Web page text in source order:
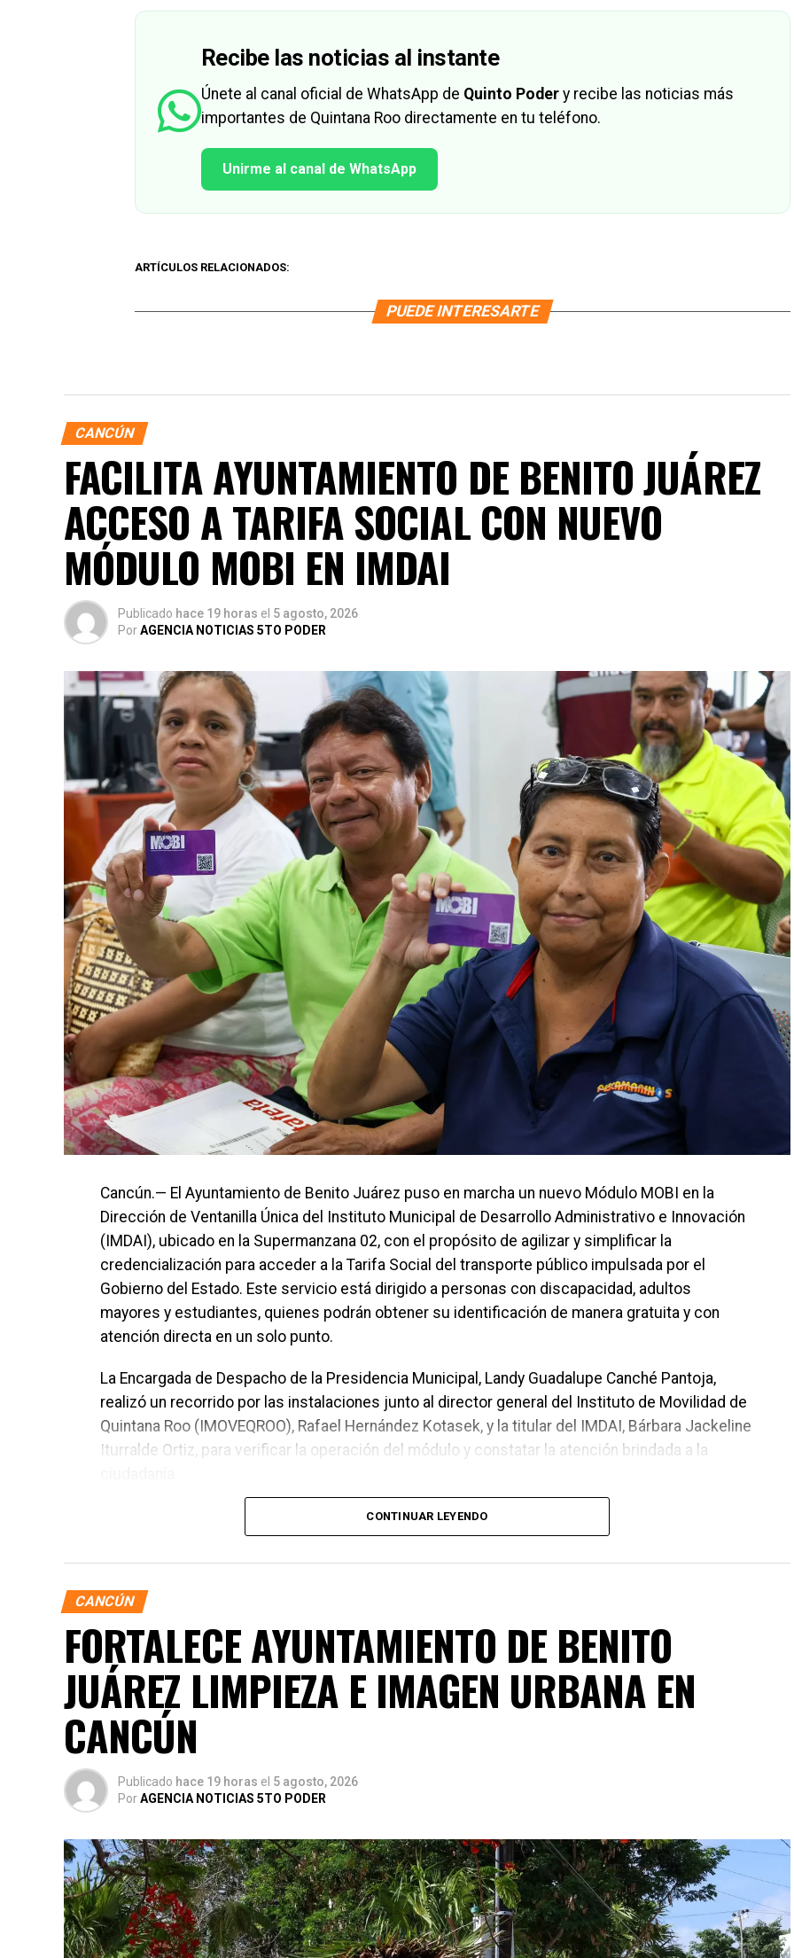
Recibe las noticias al instante
Únete al canal oficial de WhatsApp de Quinto Poder y recibe las noticias más
importantes de Quintana Roo directamente en tu teléfono.
Unirme al canal de WhatsApp
ARTÍCULOS RELACIONADOS:
PUEDE INTERESARTE
CANCÚN
FACILITA AYUNTAMIENTO DE BENITO JUÁREZ
ACCESO A TARIFA SOCIAL CON NUEVO
MÓDULO MOBI EN IMDAI
Publicado hace 19 horas el 5 agosto, 2026
PorAGENCIA NOTICIAS 5TO PODER
Cancún.— El Ayuntamiento de Benito Juárez puso en marcha un nuevo Módulo MOBI en la
Dirección de Ventanilla Única del Instituto Municipal de Desarrollo Administrativo e Innovación
(IMDAI), ubicado en la Supermanzana 02, con el propósito de agilizar y simplificar la
credencialización para acceder a la Tarifa Social del transporte público impulsada por el
Gobierno del Estado. Este servicio está dirigido a personas con discapacidad, adultos
mayores y estudiantes, quienes podrán obtener su identificación de manera gratuita y con
atención directa en un solo punto.
La Encargada de Despacho de la Presidencia Municipal, Landy Guadalupe Canché Pantoja,
realizó un recorrido por las instalaciones junto al director general del Instituto de Movilidad de
Quintana Roo (IMOVEQROO), Rafael Hernández Kotasek, y la titular del IMDAI, Bárbara Jackeline
Iturralde Ortiz, para verificar la operación del módulo y constatar la atención brindada a la
CONTINUAR LEYENDO
CANCÚN
FORTALECE AYUNTAMIENTO DE BENITO
JUÁREZ LIMPIEZA E IMAGEN URBANA EN
CANCÚN
Publicado hace 19 horas el 5 agosto, 2026
PorAGENCIA NOTICIAS 5TO PODER